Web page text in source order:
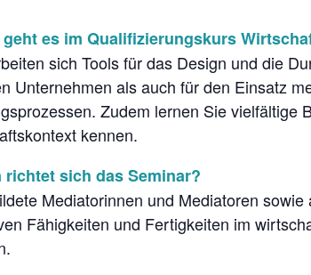
geht es im Qualifizierungskurs
sich Tools für das Design und die
Unternehmen als auch für den Einsatz
Zudem lernen Sie vielfältige
kennen.
richtet sich das Seminar?
Mediatorinnen und Mediatoren
Fähigkeiten und Fertigkeiten im